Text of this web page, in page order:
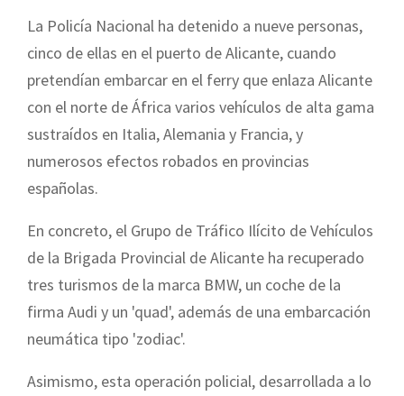
La Policía Nacional ha detenido a nueve personas,
cinco de ellas en el puerto de Alicante, cuando
pretendían embarcar en el ferry que enlaza Alicante
con el norte de África varios vehículos de alta gama
sustraídos en Italia, Alemania y Francia, y
numerosos efectos robados en provincias
españolas.
En concreto, el Grupo de Tráfico Ilícito de Vehículos
de la Brigada Provincial de Alicante ha recuperado
tres turismos de la marca BMW, un coche de la
firma Audi y un 'quad', además de una embarcación
neumática tipo 'zodiac'.
Asimismo, esta operación policial, desarrollada a lo